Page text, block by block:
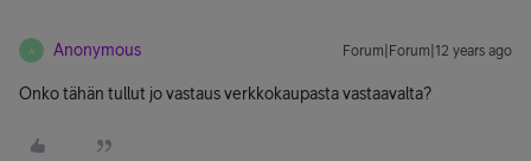
A Anonymous Forum|Forum|12 years ago
Onko tähän tullut jo vastaus verkkokaupasta vastaavalta?